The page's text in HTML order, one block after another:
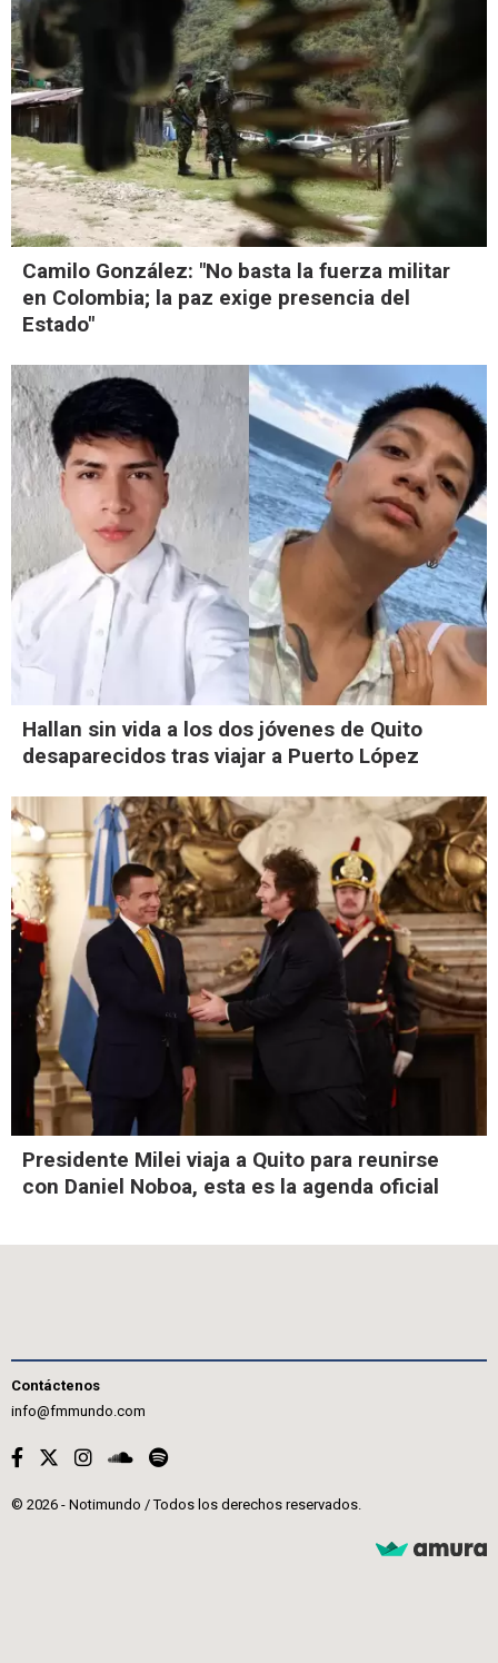
Camilo González: "No basta la fuerza militar
en Colombia; la paz exige presencia del
Estado"
Hallan sin vida a los dos jóvenes de Quito
desaparecidos tras viajar a Puerto López
Presidente Milei viaja a Quito para reunirse
con Daniel Noboa, esta es la agenda oficial
Contáctenos
info@fmmundo.com
© 2026 - Notimundo / Todos los derechos reservados.